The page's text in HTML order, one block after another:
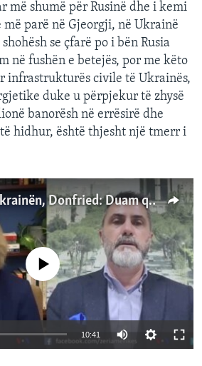
më shumë për Rusinë dhe i kemi
më parë në Gjeorgji, në Ukrainë
se çfarë po i bën Rusia
në fushën e betejës, por me këto
infrastrukturës civile të Ukrainës,
duke u përpjekur të zhysë
banorësh në errësirë dhe
hidhur, është thjesht një tmerr i
Armatimet për Ukrainën, Donfried: Duam që të mbrojë sa më mirë sovranitetin e saj
source currently available
10:41